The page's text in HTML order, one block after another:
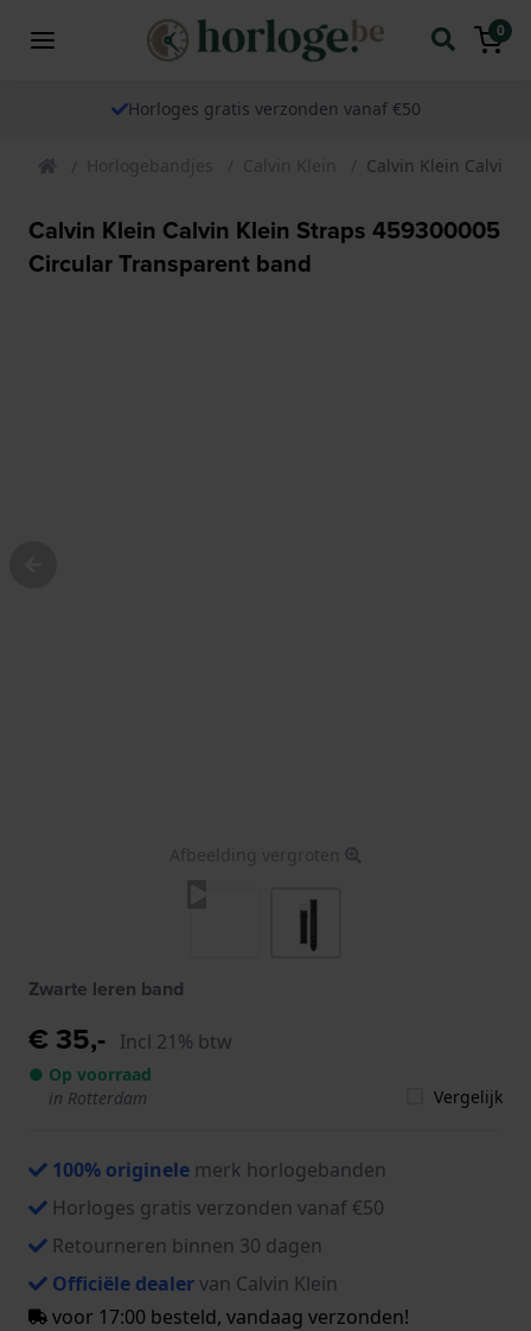
0
Horloges gratis verzonden vanaf €50
Horlogebandjes Calvin Klein Calvin Klein Calvin
Calvin Klein Calvin Klein Straps 459300005
Circular Transparent band
Afbeelding vergroten
Zwarte leren band
€ 35,- Incl 21% btw
● Op voorraad
in Rotterdam
Vergelijk
100% originele merk horlogebanden
Horloges gratis verzonden vanaf €50
Retourneren binnen 30 dagen
Officiële dealervan Calvin Klein
voor 17:00 besteld, vandaag verzonden!